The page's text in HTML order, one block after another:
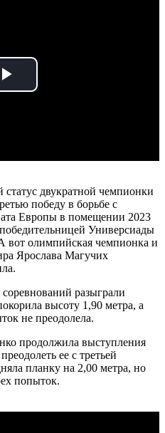
Play
двукратной чемпионки
победу в борьбе с
Европы в помещении 2023
Универсиады
вот олимпийская чемпионка и
Ярослава Магучих
разыграли
высоту 1,90 метра, а
не преодолела.
продолжила выступления
ее с третьей
планку на 2,00 метра, но
попыток.